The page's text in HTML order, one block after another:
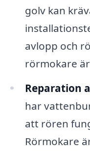
golv kan
avlopp och
rörmokare
Reparation
har
att rören
Rörmokare